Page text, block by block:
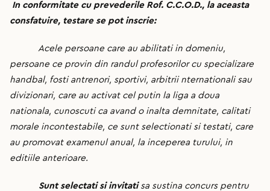
In conformitate cu prevederile Rof. C.C.O.D., la aceasta
consfatuire, testare se pot inscrie:
Acele persoane care au abilitati in domeniu,
persoane ce provin din randul profesorilor cu specializare
handbal, fosti antrenori, sportivi, arbitrii nternationali sau
divizionari, care au activat cel putin la liga a doua
nationala, cunoscuti ca avand o inalta demnitate, calitati
morale incontestabile, ce sunt selectionati si testati, care
au promovat examenul anual, la inceperea turului, in
editiile anterioare.
Sunt selectati si invitatisa sustina concurs pentru